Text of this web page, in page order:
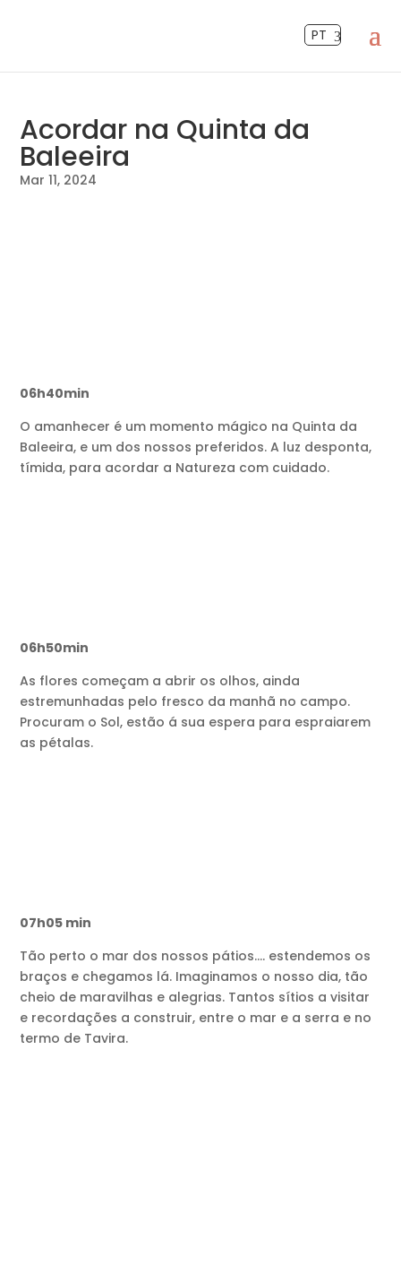
PT
Acordar na Quinta da
Baleeira
Mar 11, 2024
06h40min
O amanhecer é um momento mágico na Quinta da
Baleeira, e um dos nossos preferidos. A luz desponta,
tímida, para acordar a Natureza com cuidado.
06h50min
As flores começam a abrir os olhos, ainda
estremunhadas pelo fresco da manhã no campo.
Procuram o Sol, estão á sua espera para espraiarem
as pétalas.
07h05 min
Tão perto o mar dos nossos pátios…. estendemos os
braços e chegamos lá. Imaginamos o nosso dia, tão
cheio de maravilhas e alegrias. Tantos sítios a visitar
e recordações a construir, entre o mar e a serra e no
termo de Tavira.